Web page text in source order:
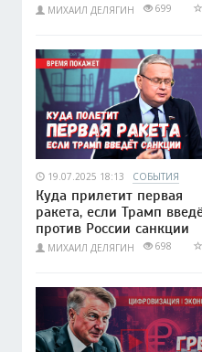
МИХАИЛ ДЕЛЯГИН 699
19.07.2025 18:13 СОБЫТИЯ
Куда прилетит первая
ракета, если Трамп
против России санкции
МИХАИЛ ДЕЛЯГИН 698